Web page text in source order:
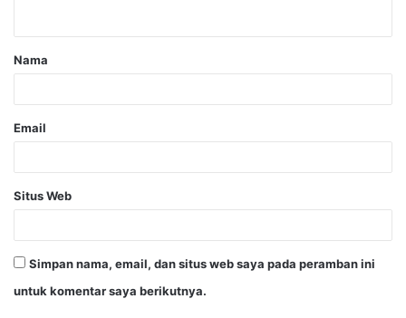
Nama
Email
Situs Web
Simpan nama, email, dan situs web saya pada peramban ini
untuk komentar saya berikutnya.